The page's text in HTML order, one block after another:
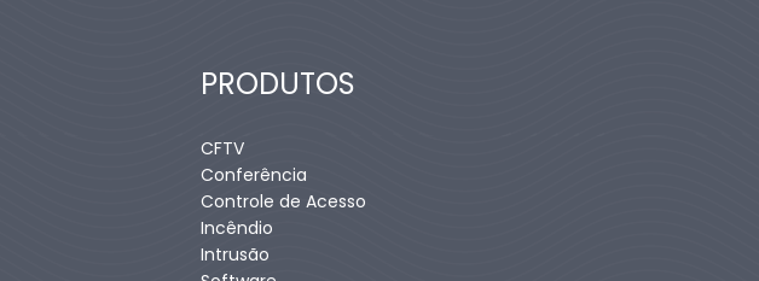
PRODUTOS
CFTV
Conferência
Controle de Acesso
Incêndio
Intrusão